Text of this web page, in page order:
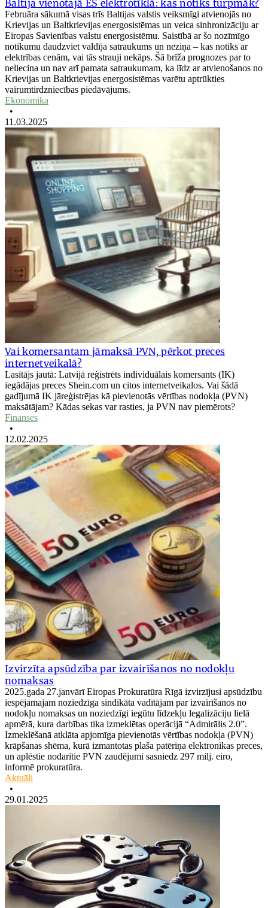
Baltija vienotajā ES elektrotīklā: kas notiks turpmāk?
Februāra sākumā visas trīs Baltijas valstis veiksmīgi atvienojās no
Krievijas un Baltkrievijas energosistēmas un veica sinhronizāciju ar
Eiropas Savienības valstu energosistēmu. Saistībā ar šo nozīmīgo
notikumu daudzviet valdīja satraukums un neziņa – kas notiks ar
elektrības cenām, vai tās strauji nekāps. Šā brīža prognozes par to
neliecina un nav arī pamata satraukumam, ka līdz ar atvienošanos no
Krievijas un Baltkrievijas energosistēmas varētu aptrūkties
vairumtirdzniecības piedāvājums.
Ekonomika
•
11.03.2025
Vai komersantam jāmaksā PVN, pērkot preces
internetveikalā?
Lasītājs jautā: Latvijā reģistrēts individuālais komersants (IK)
iegādājas preces Shein.com un citos internetveikalos. Vai šādā
gadījumā IK jāreģistrējas kā pievienotās vērtības nodokļa (PVN)
maksātājam? Kādas sekas var rasties, ja PVN nav piemērots?
Finanses
•
12.02.2025
Izvirzīta apsūdzība par izvairīšanos no nodokļu
nomaksas
2025.gada 27.janvārī Eiropas Prokuratūra Rīgā izvirzījusi apsūdzību
iespējamajam noziedzīga sindikāta vadītājam par izvairīšanos no
nodokļu nomaksas un noziedzīgi iegūtu līdzekļu legalizāciju lielā
apmērā, kura darbības tika izmeklētas operācijā “Admirālis 2.0”.
Izmeklēšanā atklāta apjomīga pievienotās vērtības nodokļa (PVN)
krāpšanas shēma, kurā izmantotas plaša patēriņa elektronikas preces,
un aplēstie nodarītie PVN zaudējumi sasniedz 297 milj. eiro,
informē prokuratūra.
Aktuāli
•
29.01.2025